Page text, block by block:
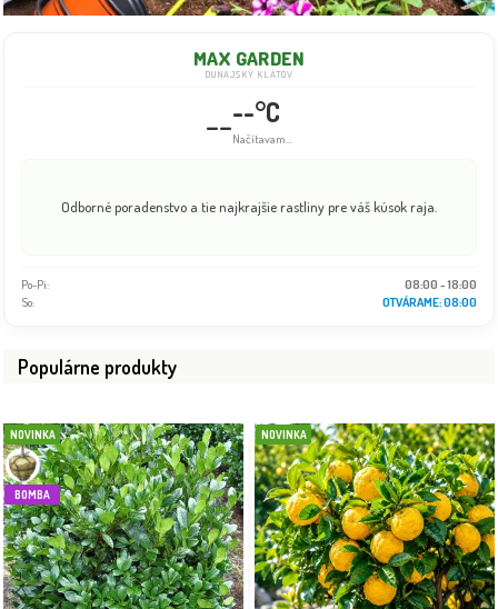
MAX GARDEN
DUNAJSKÝ KLÁTOV
--°C
Info dočasne nedostupné
Odborné poradenstvo a tie najkrajšie rastliny pre váš kúsok raja.
Po-Pi:
08:00 - 18:00
So:
08:00 - 16:00
Populárne produkty
NOVINKA
BOMBA
NOVINKA